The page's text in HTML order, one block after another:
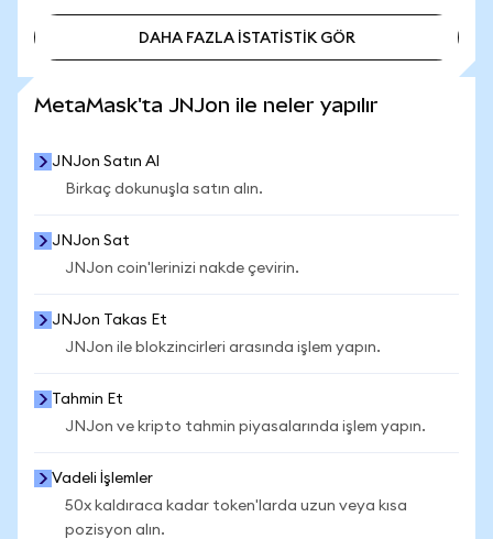
DAHA FAZLA İSTATİSTİK GÖR
MetaMask'ta JNJon ile neler yapılır
JNJon Satın Al
Birkaç dokunuşla satın alın.
JNJon Sat
JNJon coin'lerinizi nakde çevirin.
JNJon Takas Et
JNJon ile blokzincirleri arasında işlem yapın.
Tahmin Et
JNJon ve kripto tahmin piyasalarında işlem yapın.
Vadeli İşlemler
50x kaldıraca kadar token'larda uzun veya kısa
pozisyon alın.